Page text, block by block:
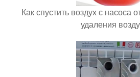
Как спустить воздух с насоса
удаления